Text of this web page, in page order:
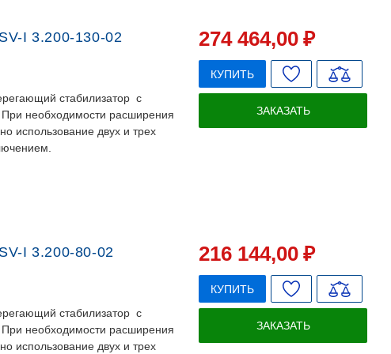
I 3.200-130-02
стабилизатор с
необходимости расширения
использование двух и трех
274 464,00 ₽
КУПИТЬ
ЗАКАЗАТЬ
I 3.200-80-02
стабилизатор с
необходимости расширения
использование двух и трех
216 144,00 ₽
КУПИТЬ
ЗАКАЗАТЬ